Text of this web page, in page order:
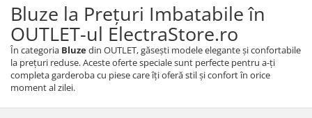
Bluze la Prețuri Imbatabile în
OUTLET-ul ElectraStore.ro
În categoria Bluzedin OUTLET, găsești modele elegante și confortabile
la prețuri reduse. Aceste oferte speciale sunt perfecte pentru a-ți
completa garderoba cu piese care îți oferă stil și confort în orice
moment al zilei.